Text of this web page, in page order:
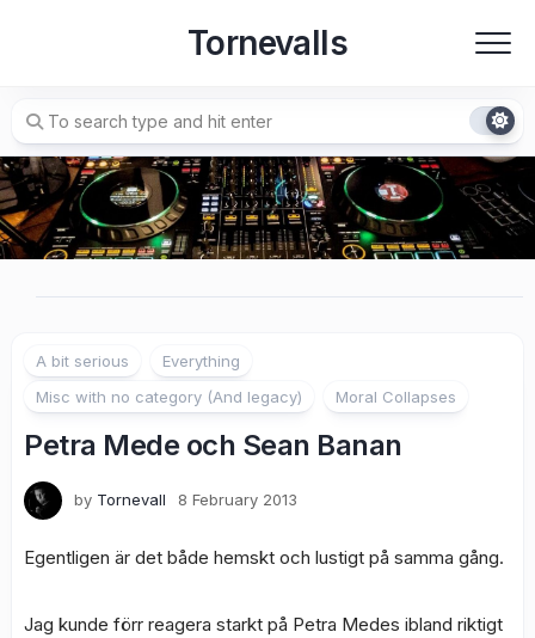
Tornevalls
A bit serious
Everything
Misc with no category (And legacy)
Moral Collapses
Petra Mede och Sean Banan
by Tornevall 8 February 2013
Egentligen är det både hemskt och lustigt på samma gång.
Jag kunde förr reagera starkt på Petra Medes ibland riktigt